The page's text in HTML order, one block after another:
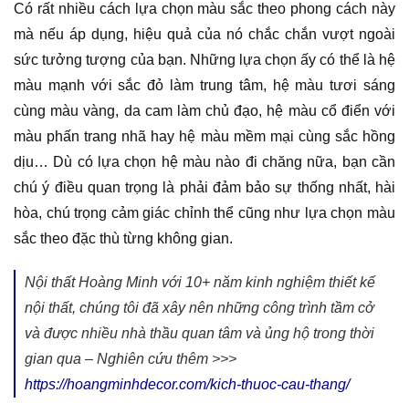
Có rất nhiều cách lựa chọn màu sắc theo phong cách này
mà nếu áp dụng, hiệu quả của nó chắc chắn vượt ngoài
sức tưởng tượng của bạn. Những lựa chọn ấy có thể là hệ
màu mạnh với sắc đỏ làm trung tâm, hệ màu tươi sáng
cùng màu vàng, da cam làm chủ đạo, hệ màu cổ điển với
màu phấn trang nhã hay hệ màu mềm mại cùng sắc hồng
dịu… Dù có lựa chọn hệ màu nào đi chăng nữa, bạn cần
chú ý điều quan trọng là phải đảm bảo sự thống nhất, hài
hòa, chú trọng cảm giác chỉnh thể cũng như lựa chọn màu
sắc theo đặc thù từng không gian.
Nội thất Hoàng Minh với 10+ năm kinh nghiệm thiết kế
nội thất, chúng tôi đã xây nên những công trình tầm cở
và được nhiều nhà thầu quan tâm và ủng hộ trong thời
gian qua – Nghiên cứu thêm >>>
https://hoangminhdecor.com/kich-thuoc-cau-thang/